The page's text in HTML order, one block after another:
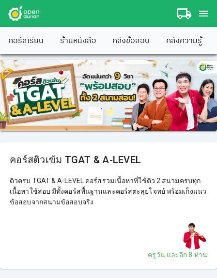
คอร์สเรียน ร้านหนังสือ คลังข้อสอบ คลังความรู้
คอร์สติวเข้ม TGAT & A-LEVEL
ติวครบ TGAT & A-LEVEL คอร์สรวมเนื้อหาที่ใช้ติว 2 สนามครบทุก
เนื้อหาใช้สอบ มีทั้งคอร์สพื้นฐานและคอร์สตะลุยโจทย์ พร้อมเก็งแนว
ข้อสอบจากสนามข้อสอบจริง
ครูวัน และอีก 8 ท่าน